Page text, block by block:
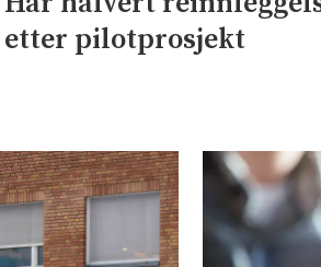
etter pilotprosjekt